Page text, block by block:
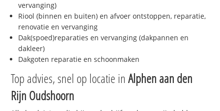
vervanging)
Riool (binnen en buiten) en afvoer ontstoppen, reparatie,
renovatie en vervanging
Dak(spoed)reparaties en vervanging (dakpannen en
dakleer)
Dakgoten reparatie en schoonmaken
Top advies, snel op locatie inAlphen aan den
Rijn Oudshoorn